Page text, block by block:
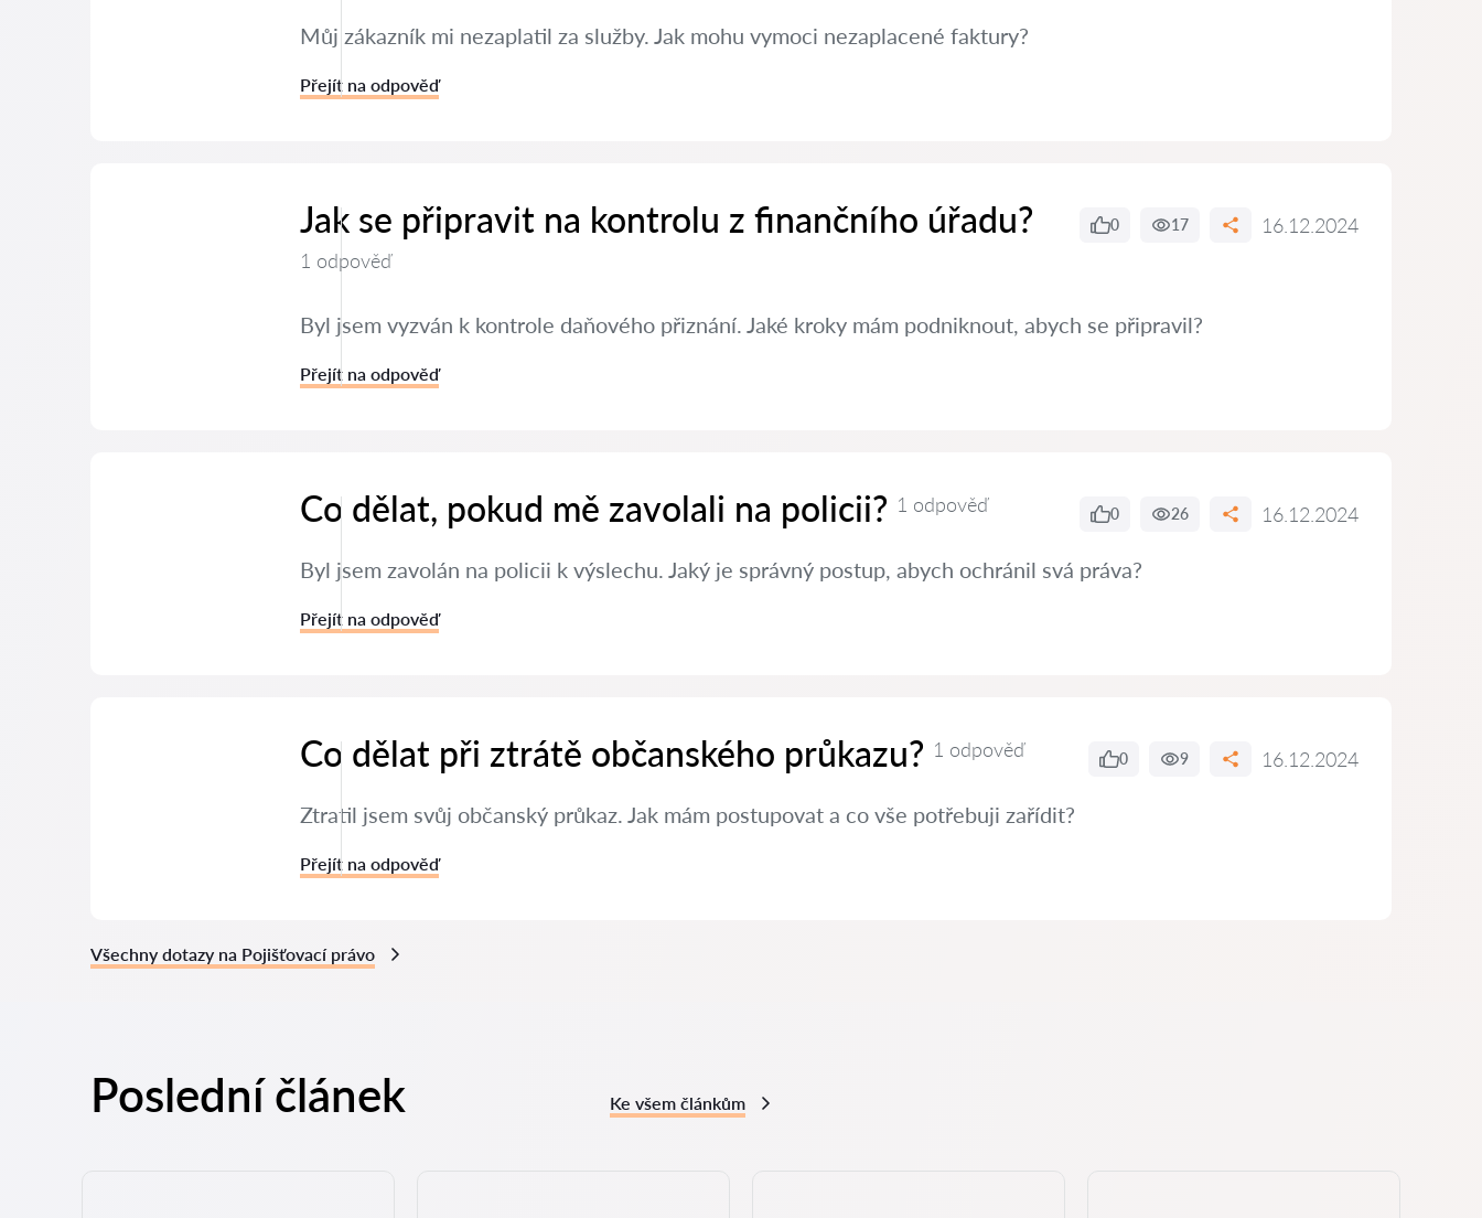
Můj zákazník mi nezaplatil za služby. Jak mohu vymoci nezaplacené faktury?
Přejít na odpověď
Jak se připravit na kontrolu z finančního úřadu?
1 odpověď
0 17 16.12.2024
Byl jsem vyzván k kontrole daňového přiznání. Jaké kroky mám podniknout, abych se připravil?
Přejít na odpověď
Co dělat, pokud mě zavolali na policii? 1 odpověď 0 26 16.12.2024
Byl jsem zavolán na policii k výslechu. Jaký je správný postup, abych ochránil svá práva?
Přejít na odpověď
Co dělat při ztrátě občanského průkazu? 1 odpověď 0 9 16.12.2024
Ztratil jsem svůj občanský průkaz. Jak mám postupovat a co vše potřebuji zařídit?
Přejít na odpověď
Všechny dotazy na Pojišťovací právo
Poslední článek Ke všem článkům